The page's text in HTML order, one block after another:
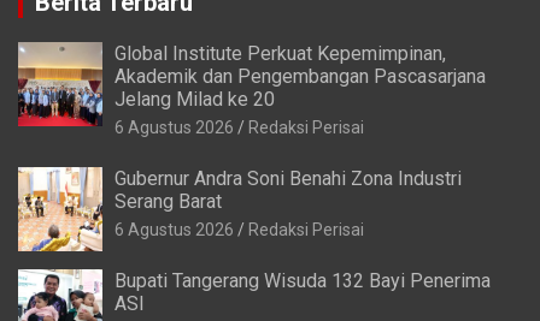
Global Institute Perkuat Kepemimpinan,
Akademik dan Pengembangan Pascasarjana
Jelang Milad ke 20
6 Agustus 2026 Redaksi Perisai
Gubernur Andra Soni Benahi Zona Industri
Serang Barat
6 Agustus 2026 Redaksi Perisai
Bupati Tangerang Wisuda 132 Bayi Penerima
ASI